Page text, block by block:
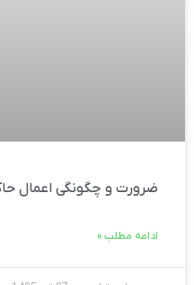
ضرورت و چگونگی اعمال
ادامه مطلب »